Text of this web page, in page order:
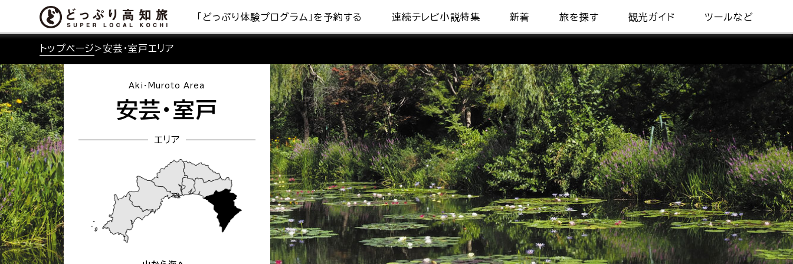
「どっぷり体験プログラム」を予約する 連続テレビ小説特集 新着 旅を探す 観光ガイド ツールなど
トップページ>安芸・室戸エリア
Aki・Muroto Area
安芸・室戸
エリア